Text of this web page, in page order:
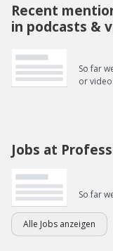
Recent
in podcasts &
So far
or
Jobs at
So far
Alle Jobs anzeigen